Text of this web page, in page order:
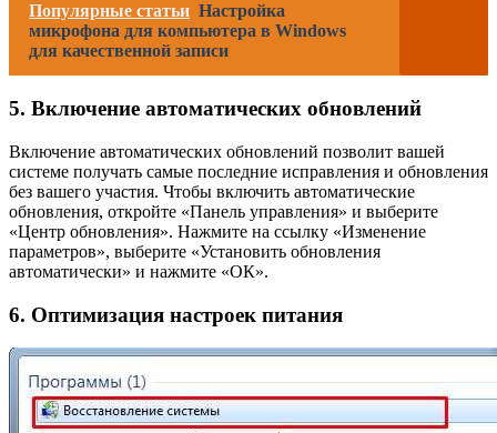
Популярные статьи Настройка
микрофона для компьютера в Windows
для качественной записи
5. Включение автоматических обновлений
Включение автоматических обновлений позволит вашей
системе получать самые последние исправления и обновления
без вашего участия. Чтобы включить автоматические
обновления, откройте «Панель управления» и выберите
«Центр обновления». Нажмите на ссылку «Изменение
параметров», выберите «Установить обновления
автоматически» и нажмите «ОК».
6. Оптимизация настроек питания